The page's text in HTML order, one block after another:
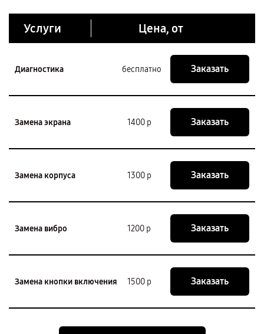
Услуги Цена, от
Диагностика бесплатно Заказать
Замена экрана 1400 р Заказать
Замена корпуса 1300 р Заказать
Замена вибро 1200 р Заказать
Замена кнопки включения 1500 р Заказать